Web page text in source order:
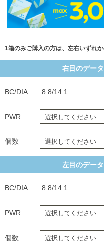
1箱のみご購入の方は、左右いずれ
右目のデー
BC/DIA 8.8/14.1
PWR
個数
左目のデー
BC/DIA 8.8/14.1
PWR
個数